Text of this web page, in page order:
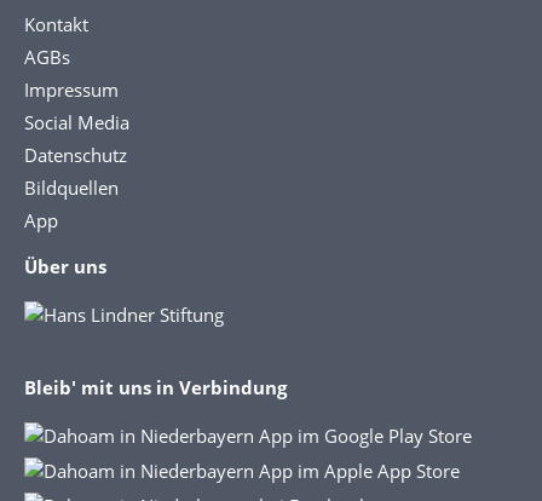
Kontakt
AGBs
Impressum
Social Media
Datenschutz
Bildquellen
App
Über uns
Bleib' mit uns in Verbindung